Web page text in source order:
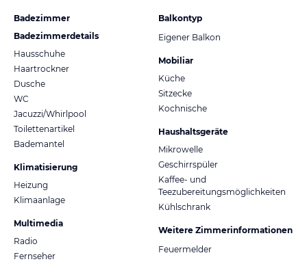
Badezimmer
Badezimmerdetails
Hausschuhe
Haartrockner
Dusche
WC
Jacuzzi/Whirlpool
Toilettenartikel
Bademantel
Klimatisierung
Heizung
Klimaanlage
Multimedia
Radio
Fernseher
Balkontyp
Eigener Balkon
Mobiliar
Küche
Sitzecke
Kochnische
Haushaltsgeräte
Mikrowelle
Geschirrspüler
Kaffee- und
Teezubereitungsmöglichkeiten
Kühlschrank
Weitere Zimmerinformationen
Feuermelder